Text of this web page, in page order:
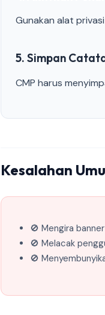
Gunakan alat
5. Simpan
CMP harus
Kesalahan
🚫 Mengira
🚫 Melacak
🚫